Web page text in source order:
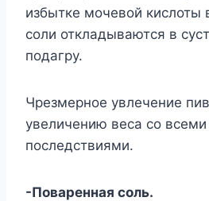
избытке мочевой кислоты
соли откладываются в
подагру.
Чрезмерное увлечение
увеличению веса со
последствиями.
-Поваренная соль.